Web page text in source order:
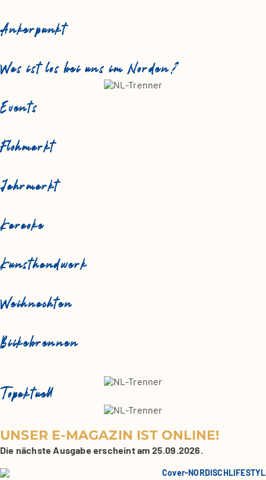
Ankerpunkt
Was ist los bei uns im Norden?
Events
Flohmarkt
Jahrmarkt
Karaoke
Kunsthandwerk
Weihnachten
Biikebrennen
Topaktuell
UNSER E‑MAGAZIN IST ONLINE!
Die nächste Ausgabe erscheint am 25.09.2026.